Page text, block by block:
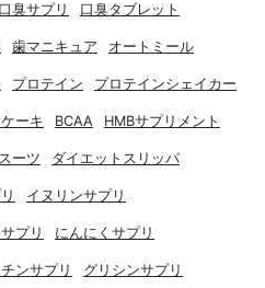
口臭サプリ 口臭タブレット
歯マニキュア オートミール
プロテイン プロテインシェイカー
ーキ BCAA HMBサプリメント
ーツ ダイエットスリッパ
イヌリンサプリ
プリ にんにくサプリ
ンサプリ グリシンサプリ